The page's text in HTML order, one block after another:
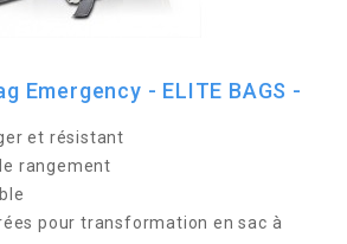
Emergency - ELITE BAGS -
et résistant
rangement
pour transformation en sac à